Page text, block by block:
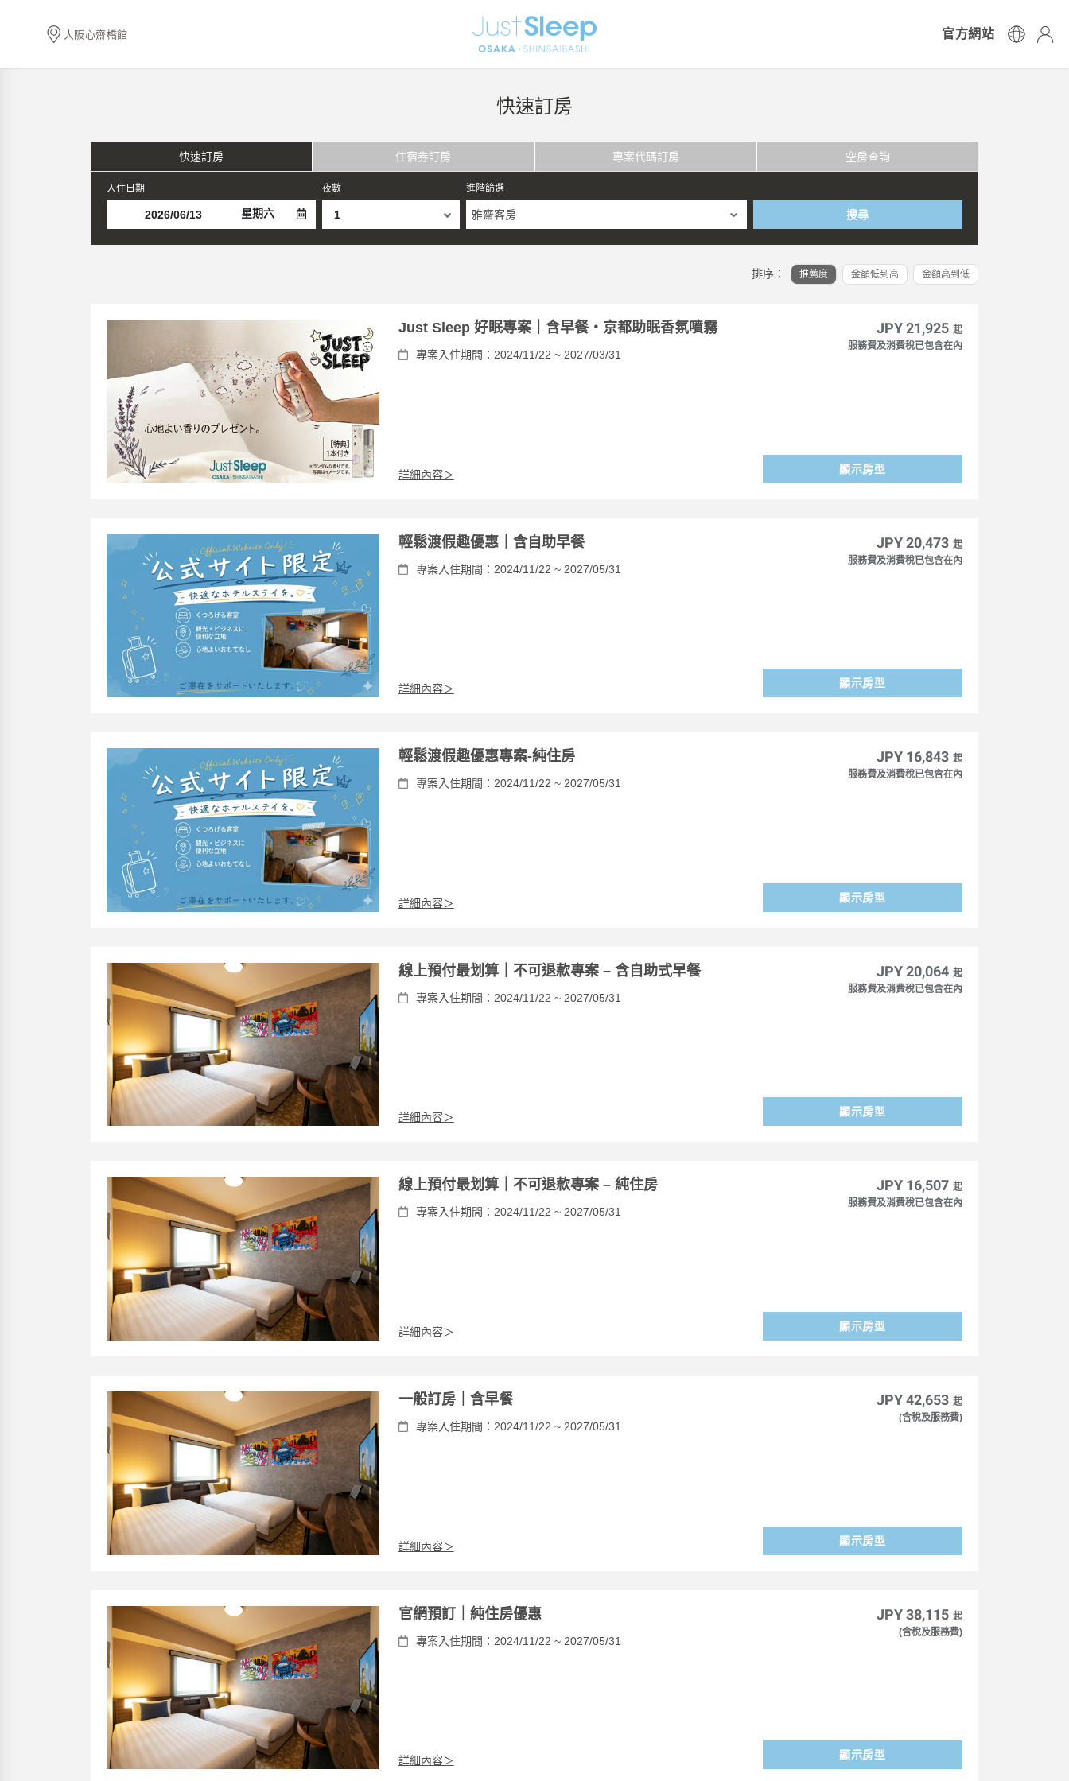
大阪心齋橋館 官方網站
快速訂房
快速訂房 住宿券訂房 專案代碼訂房 空房查詢
入住日期
星期六
夜數 進階篩選
雅齋客房 搜尋
排序： 推薦度 金額低到高 金額高到低
Just Sleep 好眠專案｜含早餐・京都助眠香氛噴霧
專案入住期間：2024/11/22 ~ 2027/03/31
詳細內容＞
JPY 21,925 起
服務費及消費稅已包含在內
顯示房型
輕鬆渡假趣優惠｜含自助早餐
專案入住期間：2024/11/22 ~ 2027/05/31
詳細內容＞
JPY 20,473 起
服務費及消費稅已包含在內
顯示房型
輕鬆渡假趣優惠專案-純住房
專案入住期間：2024/11/22 ~ 2027/05/31
詳細內容＞
JPY 16,843 起
服務費及消費稅已包含在內
顯示房型
線上預付最划算｜不可退款專案 – 含自助式早餐
專案入住期間：2024/11/22 ~ 2027/05/31
詳細內容＞
JPY 20,064 起
服務費及消費稅已包含在內
顯示房型
線上預付最划算｜不可退款專案 – 純住房
專案入住期間：2024/11/22 ~ 2027/05/31
詳細內容＞
JPY 16,507 起
服務費及消費稅已包含在內
顯示房型
一般訂房｜含早餐
專案入住期間：2024/11/22 ~ 2027/05/31
詳細內容＞
JPY 42,653 起
(含稅及服務費)
顯示房型
官網預訂｜純住房優惠
專案入住期間：2024/11/22 ~ 2027/05/31
詳細內容＞
JPY 38,115 起
(含稅及服務費)
顯示房型